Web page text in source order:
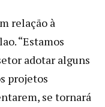
relação à
“Estamos
adotar alguns
projetos
se tornará